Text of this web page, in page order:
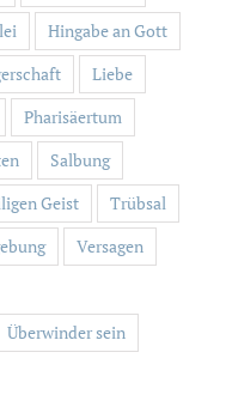
Hingabe an Gott
Liebe
Pharisäertum
Salbung
Geist
Trübsal
Versagen
Überwinder sein